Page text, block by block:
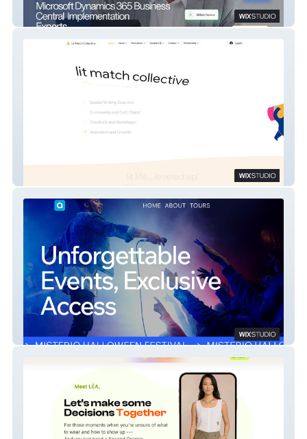
CBSi DynamicsBC Pros
AllAccess Events